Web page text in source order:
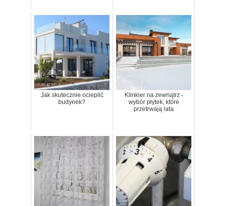
Jak skutecznie ocieplić
budynek?
Klinkier na zewnątrz -
wybór płytek, które
przetrwają lata